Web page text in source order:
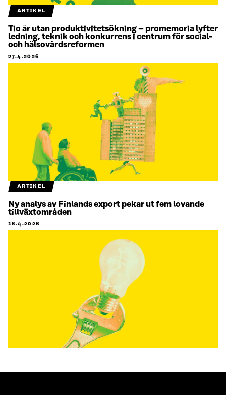
ARTIKEL
Tio år utan produktivitetsökning – promemoria lyfter
ledning, teknik och konkurrens i centrum för social-
och hälsovårdsreformen
27.4.2026
ARTIKEL
Ny analys av Finlands export pekar ut fem lovande
tillväxtområden
16.4.2026